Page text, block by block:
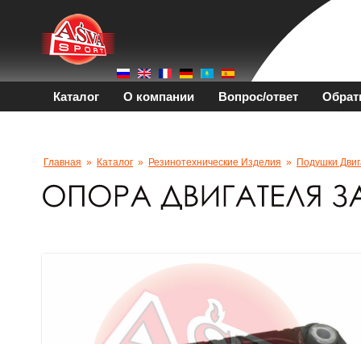
Каталог О компании Вопрос/ответ
Главная » Каталог » Резинотехнические Изделия » Подушки